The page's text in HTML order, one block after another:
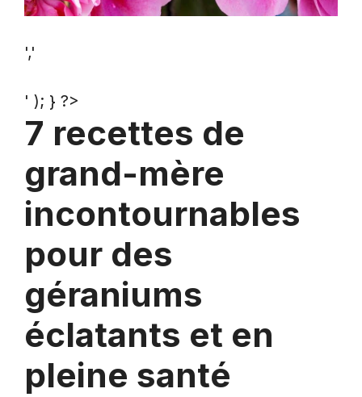
','
' ); } ?>
7 recettes de
grand-mère
incontournables
pour des
géraniums
éclatants et en
pleine santé